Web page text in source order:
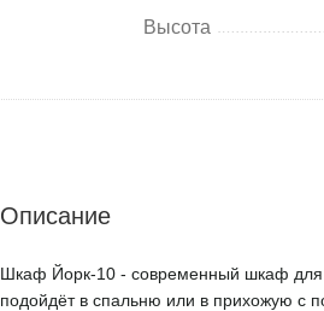
Высота
Описание
Шкаф Йорк-10 - современный шкаф для
подойдёт в спальню или в прихожую с